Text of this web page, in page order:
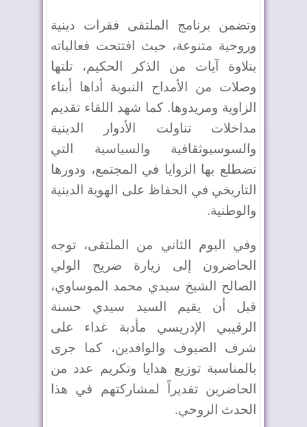
وتضمن برنامج الملتقى فقرات دينية
وروحية متنوعة، حيث افتتحت فعالياته
بتلاوة آيات من الذكر الحكيم، تلتها
وصلات من الأمداح النبوية أداها أبناء
الزاوية ومريدوها. كما شهد اللقاء تقديم
مداخلات تناولت الأدوار الدينية
والسوسيوثقافية والسياسية التي
تضطلع بها الزوايا في المجتمع، ودورها
التاريخي في الحفاظ على الهوية الدينية
والوطنية.
وفي اليوم الثاني من الملتقى، توجه
الحاضرون إلى زيارة ضريح الولي
الصالح الشيخ سيدي محمد الموساوي،
قبل أن يقيم السيد سيدي حسنة
الرقيبي الإدريسي مأدبة غداء على
شرف الضيوف والوافدين، كما جرى
بالمناسبة توزيع هدايا وتكريم عدد من
الحاضرين تقديراً لمشاركتهم في هذا
الحدث الروحي.